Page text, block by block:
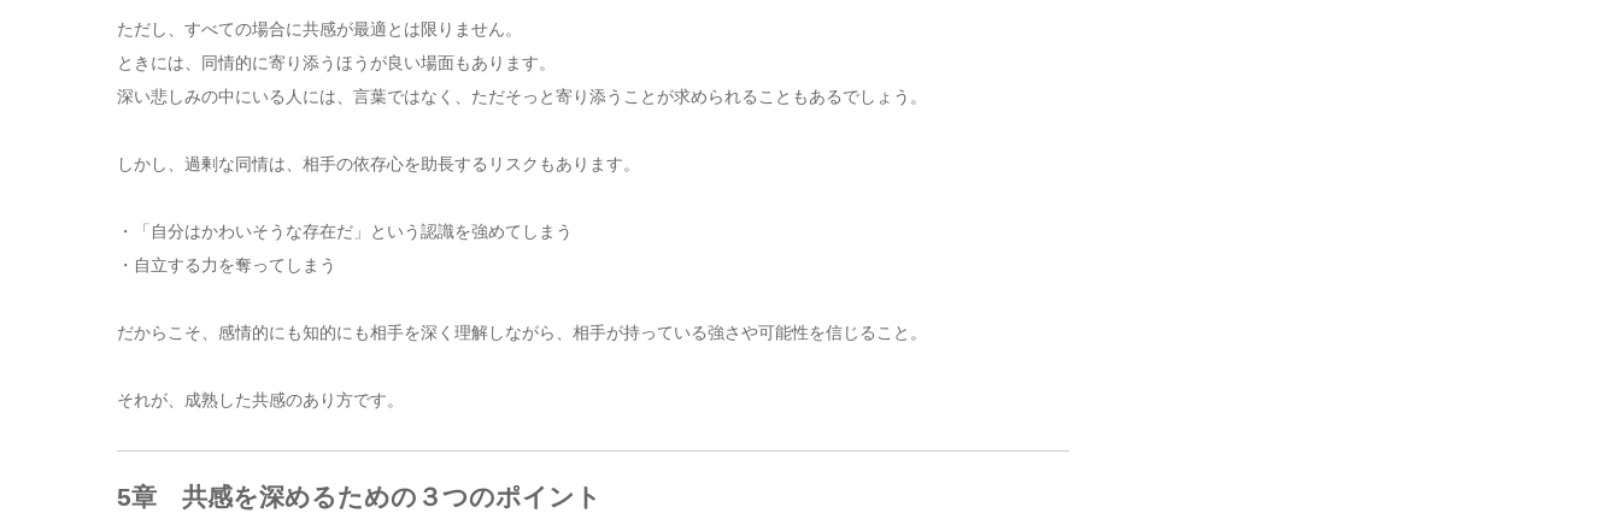
ただし、すべての場合に共感が最適とは限りません。
ときには、同情的に寄り添うほうが良い場面もあります。
深い悲しみの中にいる人には、言葉ではなく、ただそっと寄り添うことが求められることもあるでしょう。
しかし、過剰な同情は、相手の依存心を助長するリスクもあります。
・「自分はかわいそうな存在だ」という認識を強めてしまう
・自立する力を奪ってしまう
だからこそ、感情的にも知的にも相手を深く理解しながら、相手が持っている強さや可能性を信じること。
それが、成熟した共感のあり方です。
5章 共感を深めるための３つのポイント